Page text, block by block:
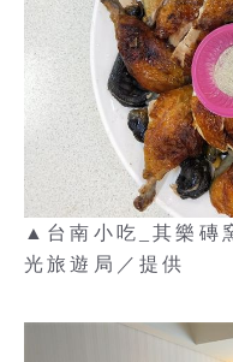
▲台南小吃_其樂磚
光旅遊局／提供